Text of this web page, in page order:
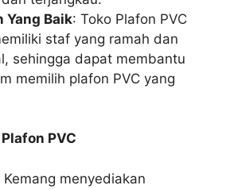
Yang Baik: Toko Plafon PVC
staf yang ramah dan
sehingga dapat membantu
memilih plafon PVC yang
PVC
menyediakan